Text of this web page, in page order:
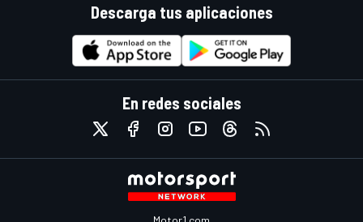
Descarga tus aplicaciones
En redes sociales